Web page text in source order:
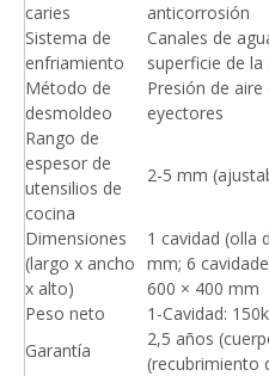
caries
anticorrosión
Sistema de
enfriamiento
Canales de
superficie de la
Método de
desmoldeo
Presión de
eyectores
Rango de
espesor de
utensilios de
cocina
2-5 mm
Dimensiones
(largo x ancho
x alto)
1 cavidad (olla
mm; 6
600 × 400 mm
Peso neto
1-Cavidad:
Garantía
2,5 años
(recubrimiento